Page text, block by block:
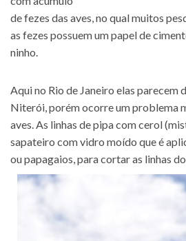
de fezes das aves, no qual muitos
as fezes possuem um papel de
ninho.
Aqui no Rio de Janeiro elas parecem
Niterói, porém ocorre um problema
aves. As linhas de pipa com cerol
sapateiro com vidro moído que é
ou papagaios, para cortar as linhas